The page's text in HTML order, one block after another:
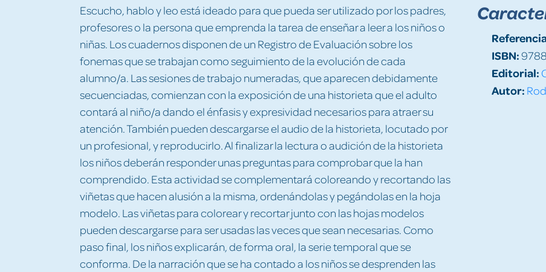
Escucho, hablo y leo está ideado para que pueda ser utilizado por los padres,
profesores o la persona que emprenda la tarea de enseñar a leer a los niños o
niñas. Los cuadernos disponen de un Registro de Evaluación sobre los
fonemas que se trabajan como seguimiento de la evolución de cada
alumno/a. Las sesiones de trabajo numeradas, que aparecen debidamente
secuenciadas, comienzan con la exposición de una historieta que el adulto
contará al niño/a dando el énfasis y expresividad necesarios para atraer su
atención. También pueden descargarse el audio de la historieta, locutado por
un profesional, y reproducirlo. Al finalizar la lectura o audición de la historieta
los niños deberán responder unas preguntas para comprobar que la han
comprendido. Esta actividad se complementará coloreando y recortando las
viñetas que hacen alusión a la misma, ordenándolas y pegándolas en la hoja
modelo. Las viñetas para colorear y recortar junto con las hojas modelos
pueden descargarse para ser usadas las veces que sean necesarias. Como
paso final, los niños explicarán, de forma oral, la serie temporal que se
conforma. De la narración que se ha contado a los niños se desprenden las
ISBN:
Editorial:
Autor: